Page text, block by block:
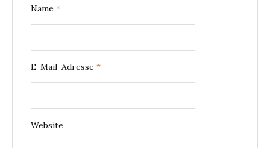
Name *
E-Mail-Adresse *
Website